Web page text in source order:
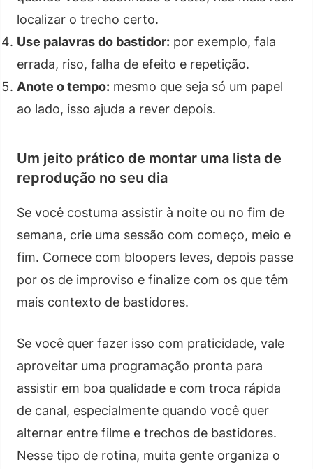
localizar o trecho certo.
Use palavras do bastidor: por exemplo, fala
errada, riso, falha de efeito e repetição.
Anote o tempo: mesmo que seja só um papel
ao lado, isso ajuda a rever depois.
Um jeito prático de montar uma lista de
reprodução no seu dia
Se você costuma assistir à noite ou no fim de
semana, crie uma sessão com começo, meio e
fim. Comece com bloopers leves, depois passe
por os de improviso e finalize com os que têm
mais contexto de bastidores.
Se você quer fazer isso com praticidade, vale
aproveitar uma programação pronta para
assistir em boa qualidade e com troca rápida
de canal, especialmente quando você quer
alternar entre filme e trechos de bastidores.
Nesse tipo de rotina, muita gente organiza o